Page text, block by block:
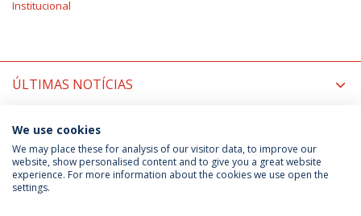
Institucional
ÚLTIMAS NOTÍCIAS
PRÓXIMOS EVENTOS
Política de Privacidade
Termos & Condições
We use cookies
We may place these for analysis of our visitor data, to improve our
website, show personalised content and to give you a great website
experience. For more information about the cookies we use open the
settings.